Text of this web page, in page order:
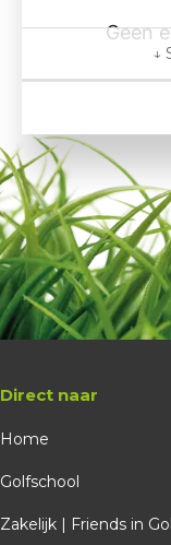
Geen
Direct naar
Home
Golfschool
Zakelijk | Friends in